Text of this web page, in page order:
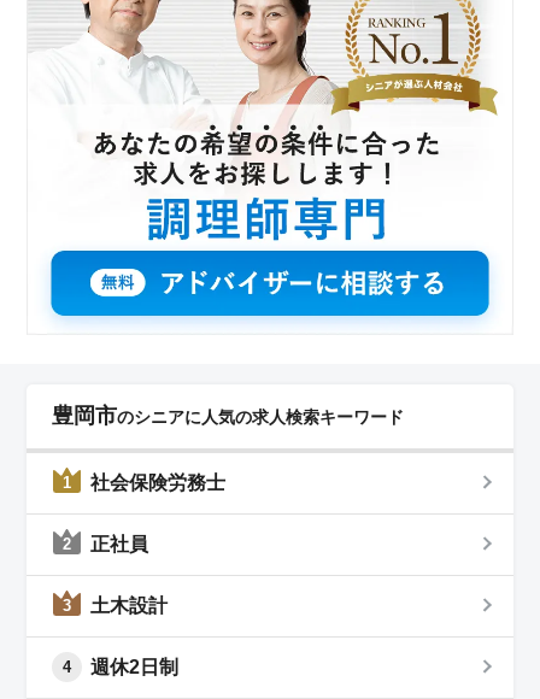
です。
豊岡市のシニアに人気の求人検索キーワード
1 社会保険労務士
2 正社員
3 土木設計
4 週休2日制